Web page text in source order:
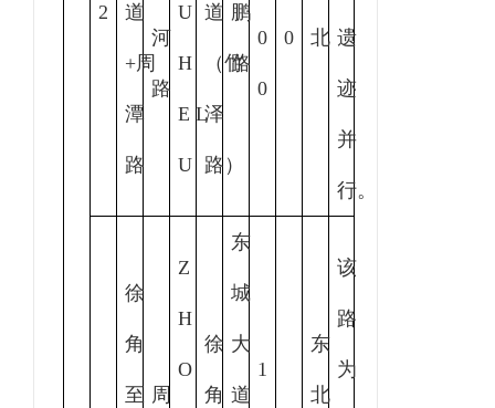
2 道
+周
潭
路
河
路
U
H
E L
U
道
（竹
泽
路）
鹏
路
0
0
0 北 遗
迹
并
行。
徐
角
至 周
Z
H
O
徐
角
东
城
大
道
1
东
北
该
路
为